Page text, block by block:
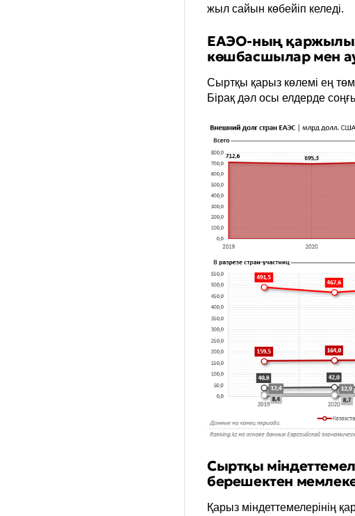
жыл сайын көбейіп келеді.
ЕАЭО-ның
көшбасшылар мен
Сыртқы қарыз көлемі ең
Бірақ дәл осы елдерде
Сыртқы
берешектен
Қарыз міндеттемелерінің